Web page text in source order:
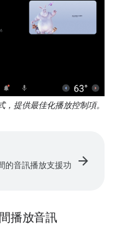
提供最佳化播放控制項。
的音訊播放支援功
arrow_forward
播放音訊